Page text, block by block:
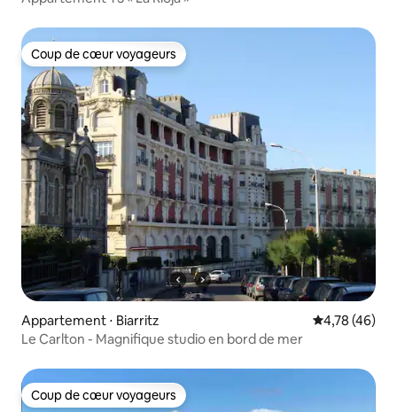
Coup de cœur voyageurs
Coup de cœur voyageurs
Appartement ⋅ Biarritz Évaluation
4,78 (46)
Le Carlton - Magnifique studio en bord de mer
Coup de cœur voyageurs
Coup de cœur voyageurs